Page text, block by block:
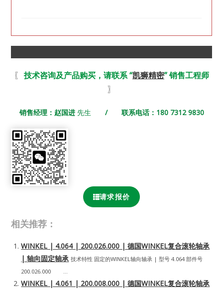
〖 技术咨询及产品购买，请联系 “凯狮精密” 销售工程师
〗
销售经理：赵国进 先生 / 联系电话：180 7312 9830
请求报价
相关推荐：
WINKEL | 4.064 | 200.026.000 | 德国WINKEL复合滚轮轴承
| 轴向固定轴承 技术特性 固定的WINKEL轴向轴承 | 型号 4.064 部件号
200.026.000 ...
WINKEL | 4.061 | 200.008.000 | 德国WINKEL复合滚轮轴承